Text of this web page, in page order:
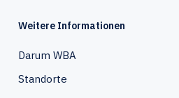
Weitere Informationen
Darum WBA
Standorte